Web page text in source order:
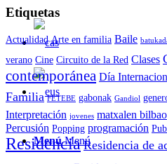
Menú Menú
Etiquetas
Actualidad Arte en familia Baile
verano Cine Circuito de la Red Clases
contemporánea Día
Familia FETEBE gabonak Gandiol
Interpretación jovenes matxalen bilbao
Percusión Popping programación
Residencia Residencia de